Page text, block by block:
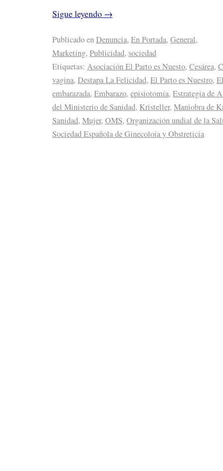
Sigue leyendo →
Publicado enDenuncia, En Portada, General,
Marketing, Publicidad, sociedad
Etiquetas: Asociación El Parto es Nuesto, Cesárea,
vagina, Destapa La Felicidad, El Parto es Nuestro,
embarazada, Embarazo, episiotomía, Estrategia de
del Ministerio de Sanidad, Kristeller, Maniobra de
Sanidad, Mujer, OMS, Organización undial de la
Sociedad Española de Ginecoloía y Obstreticia